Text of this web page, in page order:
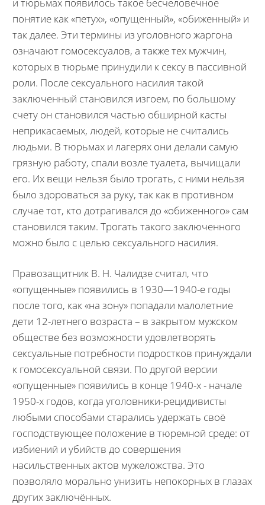
понятие как «петух», «опущенный», «обиженный» и
так далее. Эти термины из уголовного жаргона
означают гомосексуалов, а также тех мужчин,
которых в тюрьме принудили к сексу в пассивной
роли. После сексуального насилия такой
заключенный становился изгоем, по большому
счету он становился частью обширной касты
неприкасаемых, людей, которые не считались
людьми. В тюрьмах и лагерях они делали самую
грязную работу, спали возле туалета, вычищали
его. Их вещи нельзя было трогать, с ними нельзя
было здороваться за руку, так как в противном
случае тот, кто дотрагивался до «обиженного» сам
становился таким. Трогать такого заключенного
можно было с целью сексуального насилия.
Правозащитник В. Н. Чалидзе считал, что
«опущенные» появились в 1930—1940-е годы
после того, как «на зону» попадали малолетние
дети 12-летнего возраста – в закрытом мужском
обществе без возможности удовлетворять
сексуальные потребности подростков принуждали
к гомосексуальной связи. По другой версии
«опущенные» появились в конце 1940-х - начале
1950-х годов, когда уголовники-рецидивисты
любыми способами старались удержать своё
господствующее положение в тюремной среде: от
избиений и убийств до совершения
насильственных актов мужеложства. Это
позволяло морально унизить непокорных в глазах
других заключённых.